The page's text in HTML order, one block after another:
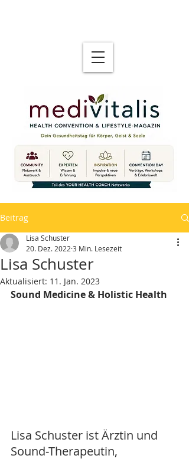
Beitrag
Lisa Schuster
Lisa Schuster
20. Dez. 2022 3 Min. Lesezeit
Aktualisiert: 11. Jan. 2023
Sound Medicine & Holistic Health
Lisa Schuster ist Ärztin und
Sound-Therapeutin,